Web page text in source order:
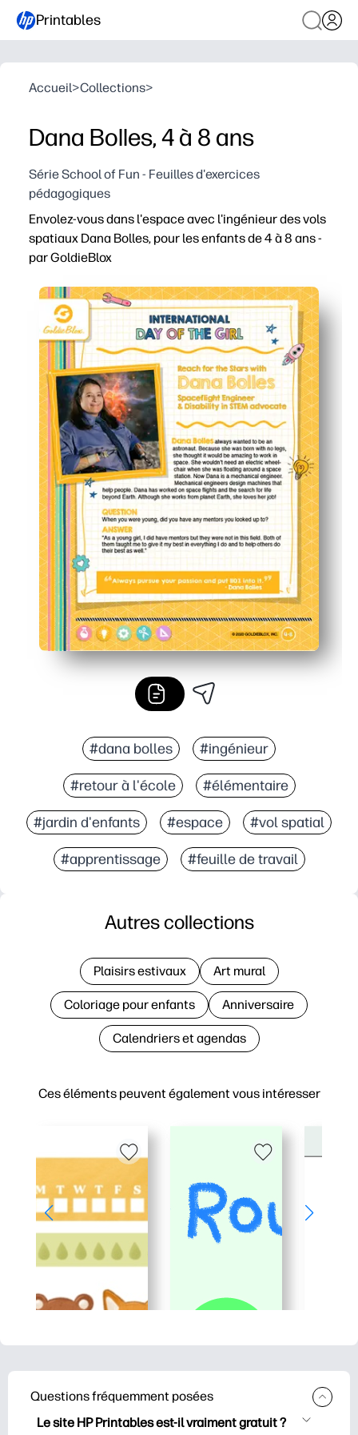
Printables
Accueil>Collections>
Dana Bolles, 4 à 8 ans
Série School of Fun - Feuilles d'exercices
pédagogiques
Envolez-vous dans l'espace avec l'ingénieur des vols
spatiaux Dana Bolles, pour les enfants de 4 à 8 ans -
par GoldieBlox
Vous imprimez et c'est parti. Il vous suffit d'ajouter des
Un modèle d'ingénieur du monde réel rend l'espace et
Des instructions rapides et adaptées à l'âge
Utilisez-le n'importe où : au travail le matin, dans les
#dana bolles #ingénieur
#retour à l'école #élémentaire
#jardin d'enfants #espace #vol spatial
#apprentissage #feuille de travail
Ces éléments peuvent également vous intéresser
Autres collections
Plaisirs estivaux Art mural
Coloriage pour enfants Anniversaire
Calendriers et agendas
Questions fréquemment posées
Le site HP Printables est-il vraiment gratuit ?